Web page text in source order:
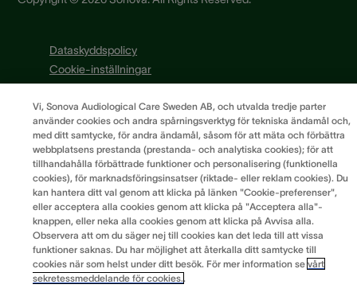
Dataskyddspolicy
Cookie-inställningar
Integritetsmeddelande
Användningsvillkor
Allmänna villkor
Sonova skattepolitik
Vi, Sonova Audiological Care Sweden AB, och utvalda tredje parter
använder cookies och andra spårningsverktyg för tekniska ändamål och,
med ditt samtycke, för andra ändamål, såsom för att mäta och förbättra
webbplatsens prestanda (prestanda- och analytiska cookies); för att
tillhandahålla förbättrade funktioner och personalisering (funktionella
cookies), för marknadsföringsinsatser (riktade- eller reklam cookies). Du
kan hantera ditt val genom att klicka på länken "Cookie-preferenser",
eller acceptera alla cookies genom att klicka på "Acceptera alla"-
knappen, eller neka alla cookies genom att klicka på Avvisa alla.
Observera att om du säger nej till cookies kan det leda till att vissa
funktioner saknas. Du har möjlighet att återkalla ditt samtycke till
cookies när som helst under ditt besök. För mer information sevårt
sekretessmeddelande för cookies..